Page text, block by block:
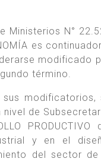
Ministerios N°
es
modificado
término.
modificatorios,
de
PRODUCTIVO
y en el
del sector de